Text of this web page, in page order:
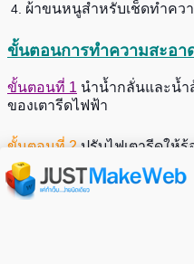
ผ้าขนหนูสำหรับเช็ดทำคว
ขั้นตอนการทำความสะอา
ขั้นตอนที่ 1 นำน้ำกลั่นและน้ำ
ของเตารีดไฟฟ้า
ขั้นตอนที่ 2ปรับไฟเตารีดให้
ฝ้ายหนา ๆ ประมาณ 5 นาที เ
ไว้พ่นไอออกมาทำความสะอา
รอให้เตารีดเย็น